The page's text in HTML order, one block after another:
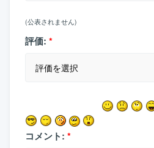
(公表されません)
評価: *
コメント: *